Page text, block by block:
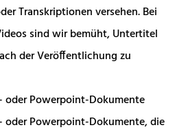
Transkriptionen versehen. Bei
sind wir bemüht, Untertitel
der Veröffentlichung zu
oder Powerpoint-Dokumente
oder Powerpoint-Dokumente, die